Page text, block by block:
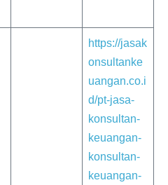
https://jasak
onsultanke
uangan.co.i
d/pt-jasa-
konsultan-
keuangan-
konsultan-
keuangan-